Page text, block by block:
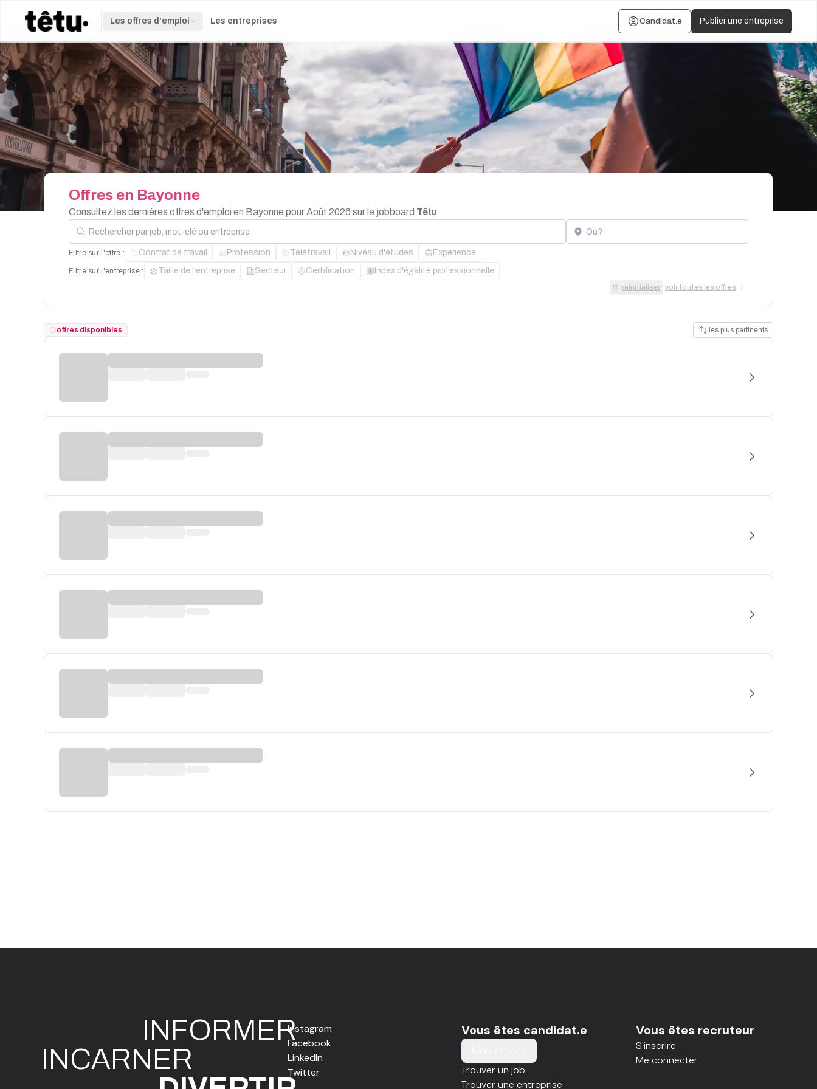
Les offres d'emploi Les entreprises Candidat.e Publier une entreprise
Offres en Bayonne
Consultez les dernières offres d'emploi en Bayonne pour Août 2026 sur le jobboard Têtu
Rechercher par job, mot-clé ou entreprise Localisation
Filtre sur l'offre : Contrat de travail Profession Télétravail Niveau d'études Expérience
Filtre sur l'entreprise : Taille de l'entreprise Secteur Certification Index d'égalité professionnelle
réinitialiser voir toutes les offres
offres disponibles les plus pertinents
INFORMER
INCARNER
Instagram
Facebook
LinkedIn
Twitter
Vous êtes candidat.e
Trouver un job
Trouver une entreprise
Vous êtes recruteur
S'inscrire
Me connecter